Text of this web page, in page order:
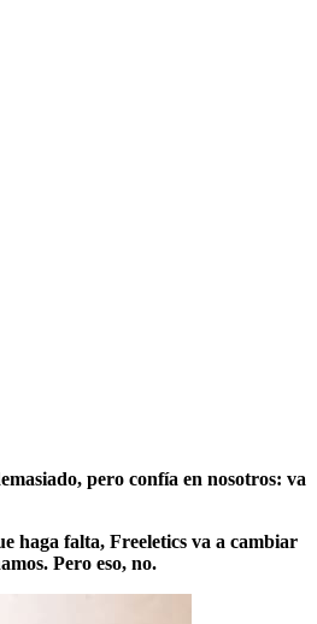
pero confía en nosotros: va
haga falta, Freeletics va a cambiar
Pero eso, no.